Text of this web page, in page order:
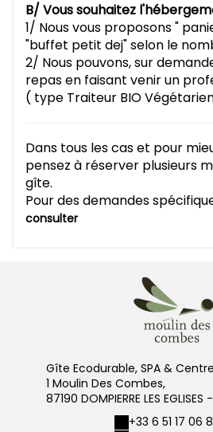
B/ Vous souhaitez
1/ Nous vous proposons "
"buffet petit dej" selon le
2/ Nous pouvons, sur
repas en faisant venir un
( type Traiteur BIO
Dans tous les cas et pour
pensez à réserver plusieurs
gîte.
Pour des demandes
consulter
Gîte Ecodurable, SPA &
1 Moulin Des Combes,
87190 DOMPIERRE LES EGLISES
+33 6 51 17 06